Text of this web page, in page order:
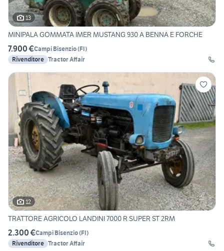
13
MINIPALA GOMMATA IMER MUSTANG 930 A BENNA E FORCHE
7.900 €Campi Bisenzio(FI)
Rivenditore Tractor Affair
12
TRATTORE AGRICOLO LANDINI 7000 R SUPER ST 2RM
2.300 €Campi Bisenzio(FI)
Rivenditore Tractor Affair